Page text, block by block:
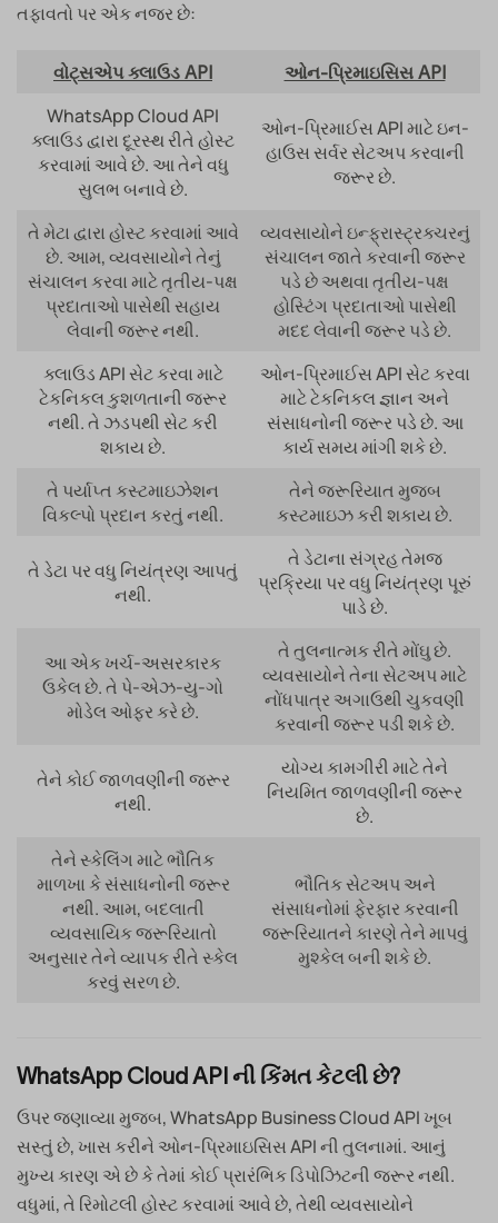
તફાવતો પર એક નજર છે:
વોટ્સએપ ક્લાઉડ API ઓન-પ્રિમાઇસિસ API
WhatsApp Cloud API
ક્લાઉડ દ્વારા દૂરસ્થ રીતે હોસ્ટ
કરવામાં આવે છે. આ તેને વધુ
સુલભ બનાવે છે.
ઓન-પ્રિમાઈસ API માટે ઇન-
હાઉસ સર્વર સેટઅપ કરવાની
જરૂર છે.
તે મેટા દ્વારા હોસ્ટ કરવામાં આવે
છે. આમ, વ્યવસાયોને તેનું
સંચાલન કરવા માટે તૃતીય-પક્ષ
પ્રદાતાઓ પાસેથી સહાય
લેવાની જરૂર નથી.
વ્યવસાયોને ઇન્ફ્રાસ્ટ્રક્ચરનું
સંચાલન જાતે કરવાની જરૂર
પડે છે અથવા તૃતીય-પક્ષ
હોસ્ટિંગ પ્રદાતાઓ પાસેથી
મદદ લેવાની જરૂર પડે છે.
ક્લાઉડ API સેટ કરવા માટે
ટેકનિકલ કુશળતાની જરૂર
નથી. તે ઝડપથી સેટ કરી
શકાય છે.
ઓન-પ્રિમાઈસ API સેટ કરવા
માટે ટેકનિકલ જ્ઞાન અને
સંસાધનોની જરૂર પડે છે. આ
કાર્ય સમય માંગી શકે છે.
તે પર્યાપ્ત કસ્ટમાઇઝેશન
વિકલ્પો પ્રદાન કરતું નથી.
તેને જરૂરિયાત મુજબ
કસ્ટમાઇઝ કરી શકાય છે.
તે ડેટા પર વધુ નિયંત્રણ આપતું
નથી.
તે ડેટાના સંગ્રહ તેમજ
પ્રક્રિયા પર વધુ નિયંત્રણ પૂરું
પાડે છે.
આ એક ખર્ચ-અસરકારક
ઉકેલ છે. તે પે-એઝ-યુ-ગો
મોડેલ ઓફર કરે છે.
તે તુલનાત્મક રીતે મોંઘુ છે.
વ્યવસાયોને તેના સેટઅપ માટે
નોંધપાત્ર અગાઉથી ચુકવણી
કરવાની જરૂર પડી શકે છે.
તેને કોઈ જાળવણીની જરૂર
નથી.
યોગ્ય કામગીરી માટે તેને
નિયમિત જાળવણીની જરૂર
છે.
તેને સ્કેલિંગ માટે ભૌતિક
માળખા કે સંસાધનોની જરૂર
નથી. આમ, બદલાતી
વ્યવસાયિક જરૂરિયાતો
અનુસાર તેને વ્યાપક રીતે સ્કેલ
કરવું સરળ છે.
ભૌતિક સેટઅપ અને
સંસાધનોમાં ફેરફાર કરવાની
જરૂરિયાતને કારણે તેને માપવું
મુશ્કેલ બની શકે છે.
WhatsApp Cloud API ની કિંમત કેટલી છે?
ઉપર જણાવ્યા મુજબ, WhatsApp Business Cloud API ખૂબ
સસ્તું છે, ખાસ કરીને ઓન-પ્રિમાઇસિસ API ની તુલનામાં. આનું
મુખ્ય કારણ એ છે કે તેમાં કોઈ પ્રારંભિક ડિપોઝિટની જરૂર નથી.
વધુમાં, તે રિમોટલી હોસ્ટ કરવામાં આવે છે, તેથી વ્યવસાયોને